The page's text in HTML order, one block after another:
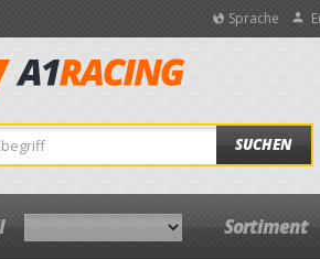
Sprache
SUCHEN
Sortiment